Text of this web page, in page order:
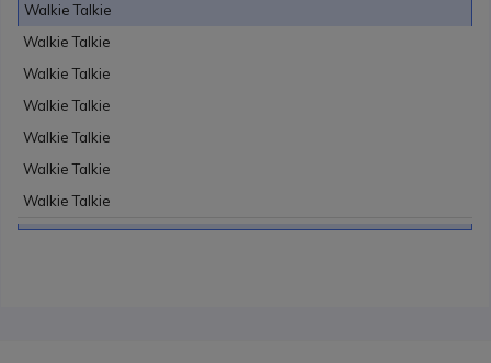
Walkie Talkie
Walkie Talkie
Walkie Talkie
Walkie Talkie
Walkie Talkie
Walkie Talkie
Walkie Talkie